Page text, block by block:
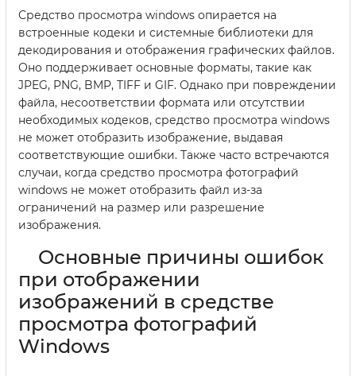
Средство просмотра windows опирается на
встроенные кодеки и системные библиотеки для
декодирования и отображения графических файлов.
Оно поддерживает основные форматы, такие как
JPEG, PNG, BMP, TIFF и GIF. Однако при повреждении
файла, несоответствии формата или отсутствии
необходимых кодеков, средство просмотра windows
не может отобразить изображение, выдавая
соответствующие ошибки. Также часто встречаются
случаи, когда средство просмотра фотографий
windows не может отобразить файл из-за
ограничений на размер или разрешение
изображения.
Основные причины ошибок
при отображении
изображений в средстве
просмотра фотографий
Windows